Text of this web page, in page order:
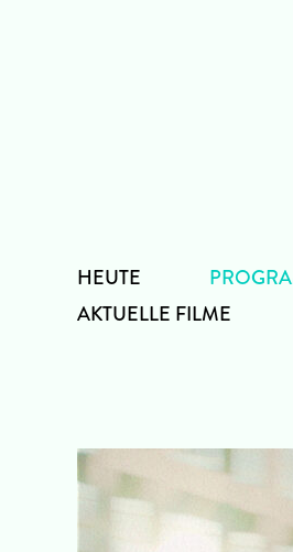
HEUTE
AKTUELLE FILME